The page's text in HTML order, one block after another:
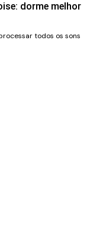
dorme melhor
todos os sons